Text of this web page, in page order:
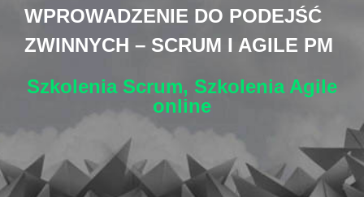
WPROWADZENIE DO PODEJŚĆ
ZWINNYCH – SCRUM I AGILE PM
Szkolenia Scrum, Szkolenia Agile
online